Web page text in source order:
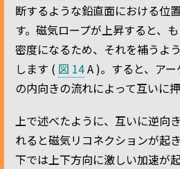
断するような鉛直面における位
す。磁気ロープが上昇すると、
密度になるため、それを補うよ
します ( 図 14A )。すると、ア
の内向きの流れによって互いに
上で述べたように、互いに逆向
れると磁気リコネクションが起
下では上下方向に激しい加速が